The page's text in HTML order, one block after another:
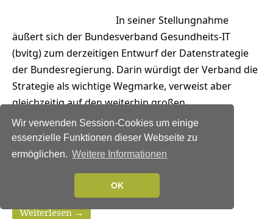
Wir verwenden Session-Cookies um einige
essenzielle Funktionen dieser Webseite zu
ermöglichen. Weitere Informationen
OK
In seiner Stellungnahme
äußert sich der Bundesverband Gesundheits-IT
(bvitg) zum derzeitigen Entwurf der Datenstrategie
der Bundesregierung. Darin würdigt der Verband die
Strategie als wichtige Wegmarke, verweist aber
gleichzeitig auf den weiterhin großen
Regelungsbedarf bei der Verfügbarkeit und
Verarbeitung von Gesundheitsdaten. Um am
Standort Deutschland die Verfügbarkeit und -
Weiterlesen →